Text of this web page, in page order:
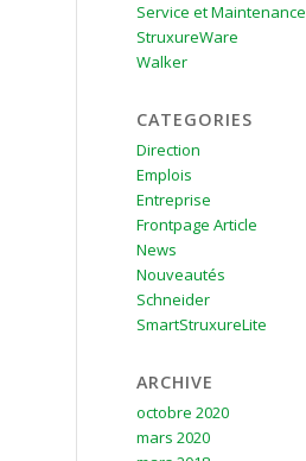
Service et Maintenance
StruxureWare
Walker
CATEGORIES
Direction
Emplois
Entreprise
Frontpage Article
News
Nouveautés
Schneider
SmartStruxureLite
ARCHIVE
octobre 2020
mars 2020